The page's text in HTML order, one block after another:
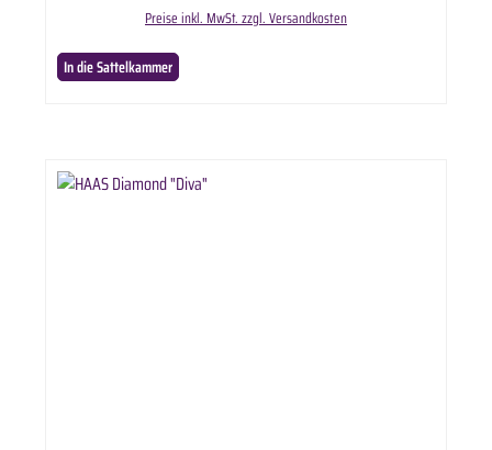
Preise inkl. MwSt. zzgl. Versandkosten
In die Sattelkammer